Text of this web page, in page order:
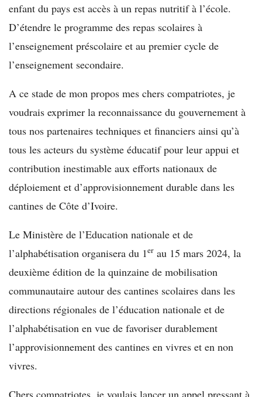
enfant du pays est accès à un repas nutritif à l’école.
D’étendre le programme des repas scolaires à
l’enseignement préscolaire et au premier cycle de
l’enseignement secondaire.
A ce stade de mon propos mes chers compatriotes, je
voudrais exprimer la reconnaissance du gouvernement à
tous nos partenaires techniques et financiers ainsi qu’à
tous les acteurs du système éducatif pour leur appui et
contribution inestimable aux efforts nationaux de
déploiement et d’approvisionnement durable dans les
cantines de Côte d’Ivoire.
Le Ministère de l’Education nationale et de
l’alphabétisation organisera du 1er au 15 mars 2024, la
deuxième édition de la quinzaine de mobilisation
communautaire autour des cantines scolaires dans les
directions régionales de l’éducation nationale et de
l’alphabétisation en vue de favoriser durablement
l’approvisionnement des cantines en vivres et en non
vivres.
Chers compatriotes, je voulais lancer un appel pressant à